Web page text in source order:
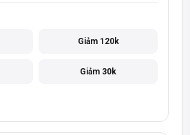
Giảm 120k
Giảm 30k